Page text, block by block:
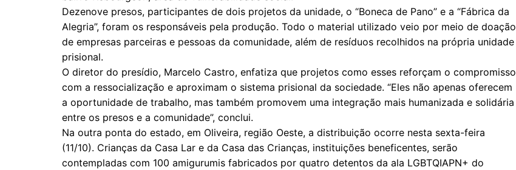
Dezenove presos, participantes de dois projetos da unidade, o “Boneca de Pano” e a “Fábrica da
Alegria”, foram os responsáveis pela produção. Todo o material utilizado veio por meio de doação
de empresas parceiras e pessoas da comunidade, além de resíduos recolhidos na própria unidade
prisional.
O diretor do presídio, Marcelo Castro, enfatiza que projetos como esses reforçam o compromisso
com a ressocialização e aproximam o sistema prisional da sociedade. “Eles não apenas oferecem
a oportunidade de trabalho, mas também promovem uma integração mais humanizada e solidária
entre os presos e a comunidade”, conclui.
Na outra ponta do estado, em Oliveira, região Oeste, a distribuição ocorre nesta sexta-feira
(11/10). Crianças da Casa Lar e da Casa das Crianças, instituições beneficentes, serão
contempladas com 100 amigurumis fabricados por quatro detentos da ala LGBTQIAPN+ do